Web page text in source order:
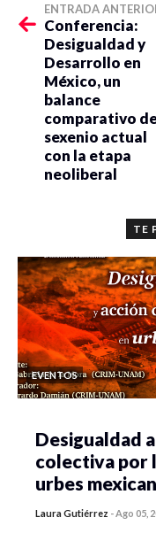
ENTRADA
Conferencia:
Desigualdad y
Desarrollo en
México, un
balance
comparativo
sexenio actual
con la etapa
neoliberal
TE
EVENTOS
Desigualdad
colectiva por
urbes
Laura Gutiérrez -Ago 05,